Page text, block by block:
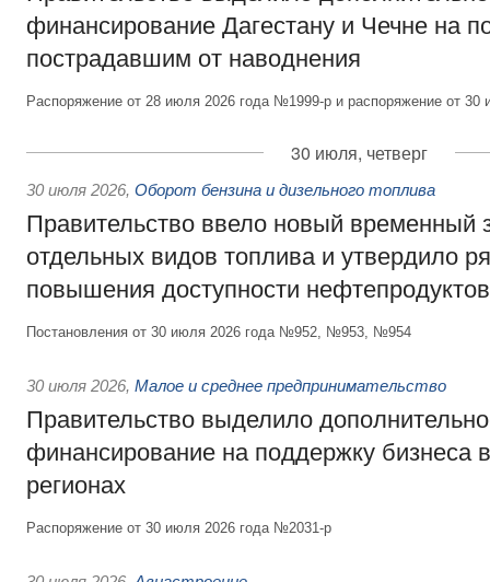
финансирование Дагестану и Чечне на
пострадавшим от наводнения
Распоряжение от 28 июля 2026 года №1999-р и распоряжение от
30 июля, четверг
30 июля 2026, Оборот бензина и дизельного топлива
Правительство ввело новый временный
отдельных видов топлива и утвердило
повышения доступности нефтепродуктов
Постановления от 30 июля 2026 года №952, №953, №954
30 июля 2026, Малое и среднее предпринимательство
Правительство выделило
финансирование на поддержку бизнеса
регионах
Распоряжение от 30 июля 2026 года №2031-р